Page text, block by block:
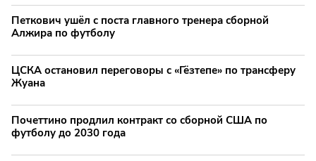
Петкович ушёл с поста главного тренера сборной
Алжира по футболу
ЦСКА остановил переговоры с «Гёзтепе» по трансферу
Жуана
Почеттино продлил контракт со сборной США по
футболу до 2030 года